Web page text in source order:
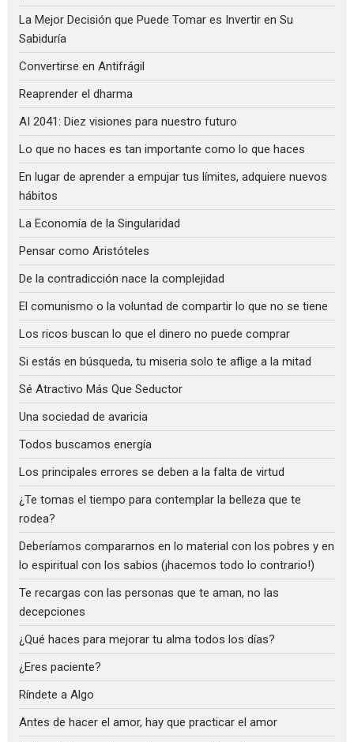
La Mejor Decisión que Puede Tomar es Invertir en Su
Sabiduría
Convertirse en Antifrágil
Reaprender el dharma
AI 2041: Diez visiones para nuestro futuro
Lo que no haces es tan importante como lo que haces
En lugar de aprender a empujar tus límites, adquiere nuevos
hábitos
La Economía de la Singularidad
Pensar como Aristóteles
De la contradicción nace la complejidad
El comunismo o la voluntad de compartir lo que no se tiene
Los ricos buscan lo que el dinero no puede comprar
Si estás en búsqueda, tu miseria solo te aflige a la mitad
Sé Atractivo Más Que Seductor
Una sociedad de avaricia
Todos buscamos energía
Los principales errores se deben a la falta de virtud
¿Te tomas el tiempo para contemplar la belleza que te
rodea?
Deberíamos compararnos en lo material con los pobres y en
lo espiritual con los sabios (¡hacemos todo lo contrario!)
Te recargas con las personas que te aman, no las
decepciones
¿Qué haces para mejorar tu alma todos los días?
¿Eres paciente?
Ríndete a Algo
Antes de hacer el amor, hay que practicar el amor